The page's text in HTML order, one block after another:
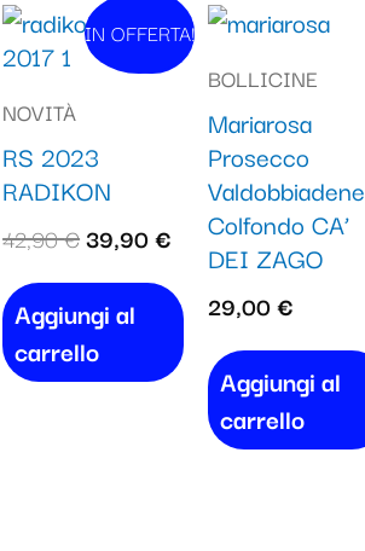
In vendita!
IN OFFERTA!
NOVITÀ
RS 2023
RADIKON
42,90€
Il
prezzo
42,90 €.
39,90€
Il
prezzo
attuale
39,90 €.
Aggiungi al
carrello
BOLLICINE
Mariarosa
Prosecco
Valdobbiadene
Colfondo CA’
DEI ZAGO
29,00€
Aggiungi al
carrello